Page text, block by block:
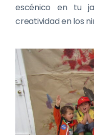
escénico en tu
creatividad en los